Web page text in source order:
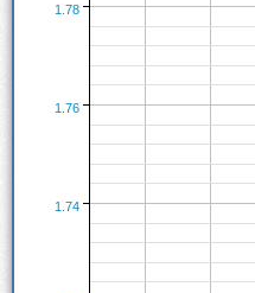
1.74
1.76
1.78